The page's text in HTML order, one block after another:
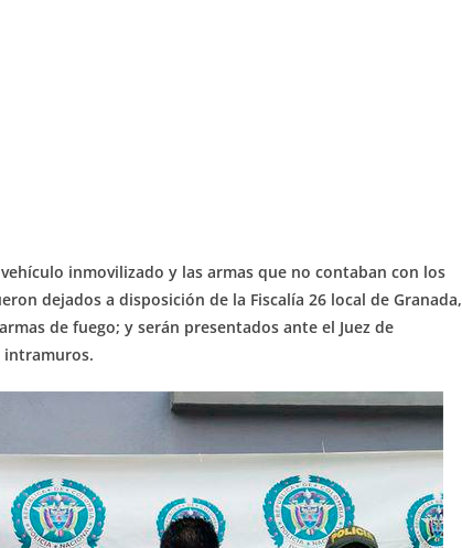
inmovilizado y las armas que no contaban con los
dejados a disposición de la Fiscalía 26 local de Granada,
de fuego; y serán presentados ante el Juez de
intramuros.